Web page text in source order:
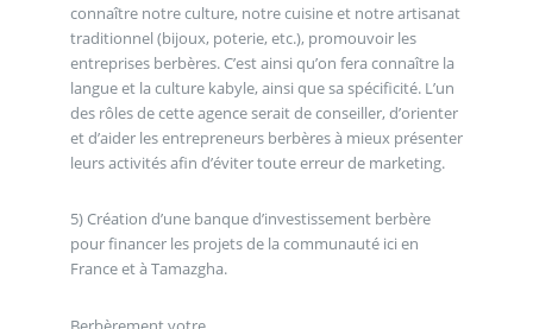
connaître notre culture, notre cuisine et notre artisanat
traditionnel (bijoux, poterie, etc.), promouvoir les
entreprises berbères. C’est ainsi qu’on fera connaître la
langue et la culture kabyle, ainsi que sa spécificité. L’un
des rôles de cette agence serait de conseiller, d’orienter
et d’aider les entrepreneurs berbères à mieux présenter
leurs activités afin d’éviter toute erreur de marketing.
5) Création d’une banque d’investissement berbère
pour financer les projets de la communauté ici en
France et à Tamazgha.